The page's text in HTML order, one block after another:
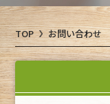
TOP お問い合わせ